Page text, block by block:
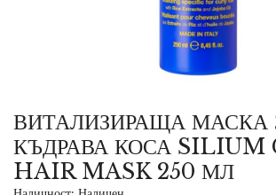
ВИТАЛИЗИРАЩА МАСКА
КЪДРАВА КОСА SILIUM
HAIR MASK 250 МЛ